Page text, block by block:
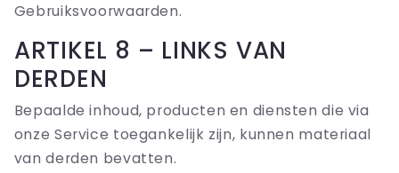
Gebruiksvoorwaarden.
ARTIKEL 8 – LINKS VAN
DERDEN
Bepaalde inhoud, producten en diensten die via
onze Service toegankelijk zijn, kunnen materiaal
van derden bevatten.